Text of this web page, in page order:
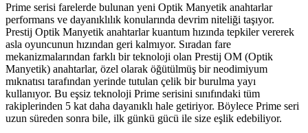
Prime serisi farelerde bulunan yeni Optik Manyetik anahtarlar
performans ve dayanıklılık konularında devrim niteliği taşıyor.
Prestij Optik Manyetik anahtarlar kuantum hızında tepkiler vererek
asla oyuncunun hızından geri kalmıyor. Sıradan fare
mekanizmalarından farklı bir teknoloji olan Prestij OM (Optik
Manyetik) anahtarlar, özel olarak öğütülmüş bir neodimiyum
mıknatısı tarafından yerinde tutulan çelik bir burulma yayı
kullanıyor. Bu eşsiz teknoloji Prime serisini sınıfındaki tüm
rakiplerinden 5 kat daha dayanıklı hale getiriyor. Böylece Prime seri
uzun süreden sonra bile, ilk günkü gücü ile size eşlik edebiliyor.